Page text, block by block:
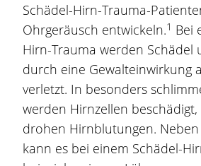
Schädel-Hirn-Trauma-
Ohrgeräusch entwickeln.1 Bei
Hirn-Trauma werden Schädel
durch eine Gewalteinwirkung
verletzt. In besonders
werden Hirnzellen
drohen Hirnblutungen.
kann es bei einem Schädel-